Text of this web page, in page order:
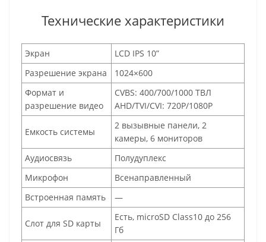
Технические характеристики
Экран
LCD IPS 10”
Разрешение экрана
1024×600
Формат и
разрешение видео
CVBS: 400/700/1000 ТВЛ
AHD/TVI/CVI: 720P/1080P
Емкость системы
2 вызывные панели, 2
камеры, 6 мониторов
Аудиосвязь
Полудуплекс
Микрофон
Всенаправленный
Встроенная память
—
Слот для SD карты
Есть, microSD Class10 до 256
Гб